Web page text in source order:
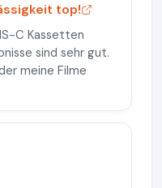
top!
C Kassetten
sind sehr gut.
meine Filme